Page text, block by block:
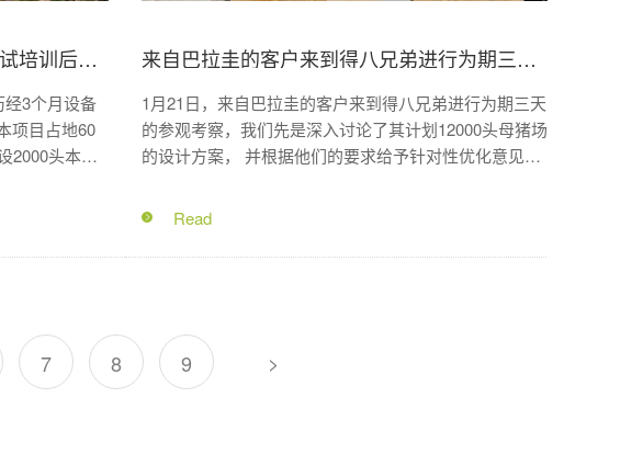
得八兄弟与本地政府的合作项目调试培训后完美落地
经3个月设备
2000头本土
加工中心等
基地、示范基
来自巴拉圭的客户来到得八兄弟进行为期三天的参观考察
1月21日，来自巴拉圭的客户来到得八兄弟进行为期三天
的参观考察，我们先是深入讨论了其计划12000头母猪场
的设计方案， 并根据他们的要求给予针对性优化意见。
地考察了我们的几座生产基地，从栏位系统、饲喂系
7 8 9 >